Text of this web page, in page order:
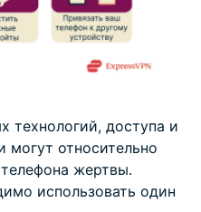
технологий, доступа и
могут относительно
жертвы.
использовать один